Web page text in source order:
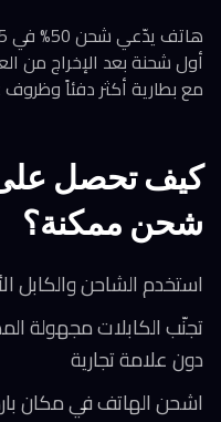
أول شحنة بعد الإخراج من
مع بطارية أكثر دفئاً وظروف
كيف تحصل
شحن ممكنة؟
استخدم الشاحن والكابل
تجنّب الكابلات مجهولة
دون علامة تجارية
اشحن الهاتف في مكان